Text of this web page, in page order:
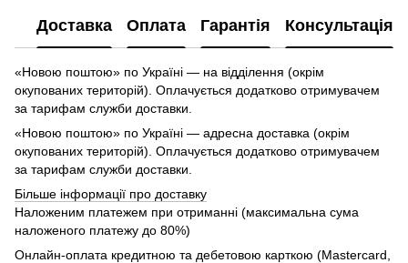
Доставка Оплата Гарантія Консультація
«Новою поштою» по Україні — на відділення (окрім
окупованих територій). Оплачується додатково отримувачем
за тарифам служби доставки.
«Новою поштою» по Україні — адресна доставка (окрім
окупованих територій). Оплачується додатково отримувачем
за тарифам служби доставки.
Більше інформації про доставку
Наложеним платежем при отриманні (максимальна сума
наложеного платежу до 80%)
Онлайн-оплата кредитною та дебетовою карткою (Mastercard,